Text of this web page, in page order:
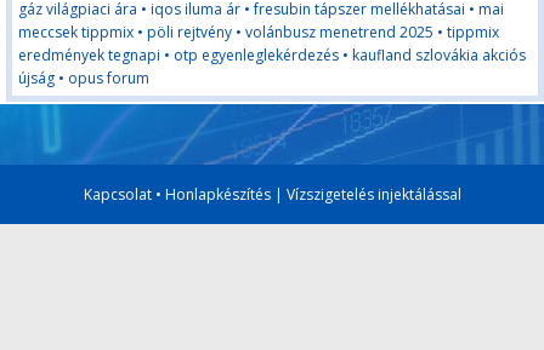
gáz világpiaci ára • iqos iluma ár •fresubin tápszer mellékhatásai • mai
meccsek tippmix • pöli rejtvény • volánbusz menetrend 2025 • tippmix
eredmények tegnapi • otp egyenleglekérdezés • kaufland szlovákia akciós
újság • opus forum
Kapcsolat• Honlapkészítés| Vízszigetelés injektálással